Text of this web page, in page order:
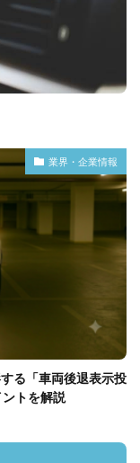
業界・企業情報
る「車両後退表示投
トを解説